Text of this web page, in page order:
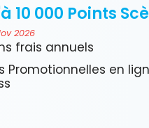
10 000 Points
2026
frais annuels
Promotionnelles en